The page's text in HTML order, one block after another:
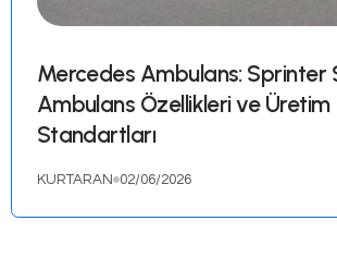
Ambulans Özellikleri
KURTARAN 04/06/2026